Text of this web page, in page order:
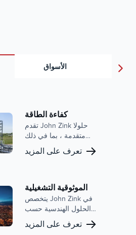
الأسواق
كفاءة الطاقة
تقدم John Zink حلولا
متقدمة ، بما في ذلك
الشعلات المتطورة وأنظمة
استعادة الحرارة ، التي
الصناعات المختلفة مع تقليل
الانبعاثات والتكاليف
التشغيلية.
تعرف على المزيد
الموثوقية التشغيلية
يتخصص John Zink في
الحلول الهندسية حسب
الطلب التي تعزز بشكل
كبير الموثوقية التشغيلية
تعرف على المزيد